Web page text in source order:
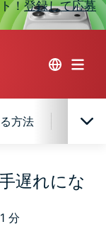
！登録して応募
方法
行っている対
遅れにな
1 分